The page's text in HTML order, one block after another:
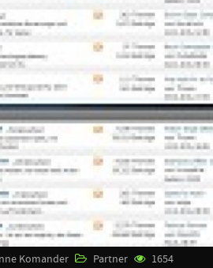
Komander Partner 1654